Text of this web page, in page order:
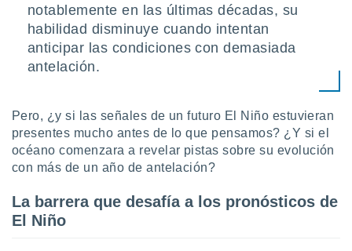
ni para
o
aunque
acceder a
web a
notablemente en las últimas décadas, su
habilidad disminuye cuando intentan
anticipar las condiciones con demasiada
antelación.
Pero, ¿y si las señales de un futuro El Niño estuvieran
presentes mucho antes de lo que pensamos? ¿Y si el
océano comenzara a revelar pistas sobre su evolución
con más de un año de antelación?
La barrera que desafía a los pronósticos de
El Niño